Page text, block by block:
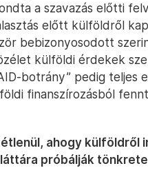
a szavazás előtti
előtt külföldről
bebizonyosodott
külföldi érdekek
botrány” pedig teljes
finanszírozásból
ahogy külföldről
próbálják